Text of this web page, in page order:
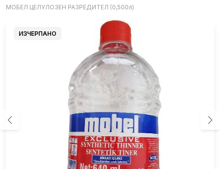
МОБЕЛ ЦЕЛУЛОЗЕН РАЗРЕДИТЕЛ (0,500л)
ИЗЧЕРПАНО
ИЗЧЕРПАНО